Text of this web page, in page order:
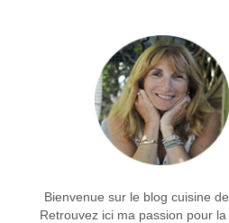
Bienvenue sur le blog cuisine
Retrouvez ici ma passion pour